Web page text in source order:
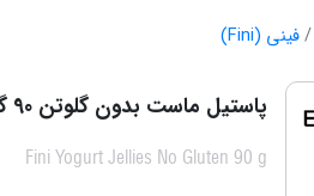
فینی (Fini)
پاستیل ماست بدون گلوتن 90 گرمی فینی
Fini Yogurt Jellies No Gluten 90 g